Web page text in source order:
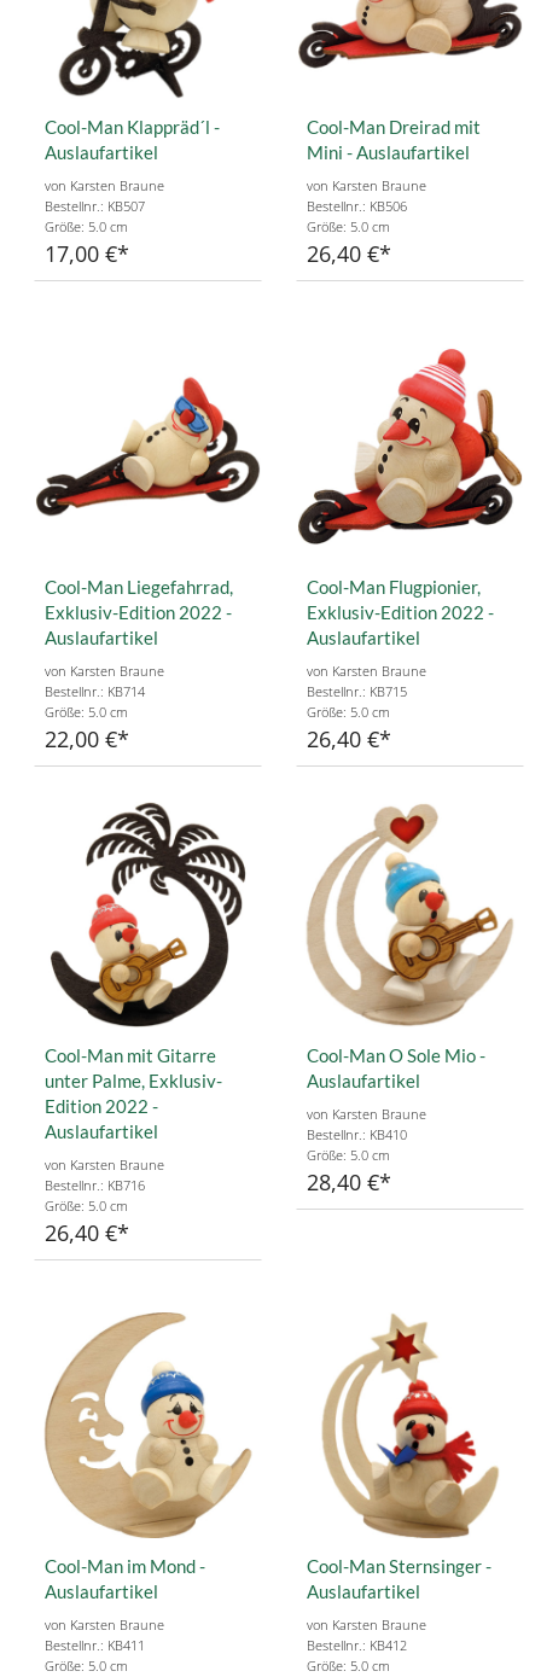
Cool-Man Klappräd´l -
Auslaufartikel
von Karsten Braune
Bestellnr.: KB507
Größe: 5.0 cm
17,00 €
Cool-Man Dreirad mit
Mini - Auslaufartikel
von Karsten Braune
Bestellnr.: KB506
Größe: 5.0 cm
26,40 €
Cool-Man Liegefahrrad,
Exklusiv-Edition 2022 -
Auslaufartikel
von Karsten Braune
Bestellnr.: KB714
Größe: 5.0 cm
22,00 €
Cool-Man Flugpionier,
Exklusiv-Edition 2022 -
Auslaufartikel
von Karsten Braune
Bestellnr.: KB715
Größe: 5.0 cm
26,40 €
Cool-Man mit Gitarre
unter Palme, Exklusiv-
Edition 2022 -
Auslaufartikel
von Karsten Braune
Bestellnr.: KB716
Größe: 5.0 cm
26,40 €
Cool-Man O Sole Mio -
Auslaufartikel
von Karsten Braune
Bestellnr.: KB410
Größe: 5.0 cm
28,40 €
Cool-Man im Mond -
Auslaufartikel
von Karsten Braune
Bestellnr.: KB411
Größe: 5.0 cm
Cool-Man Sternsinger -
Auslaufartikel
von Karsten Braune
Bestellnr.: KB412
Größe: 5.0 cm